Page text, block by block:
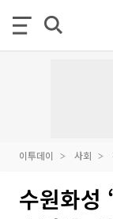
이투데이 사회
수원화성